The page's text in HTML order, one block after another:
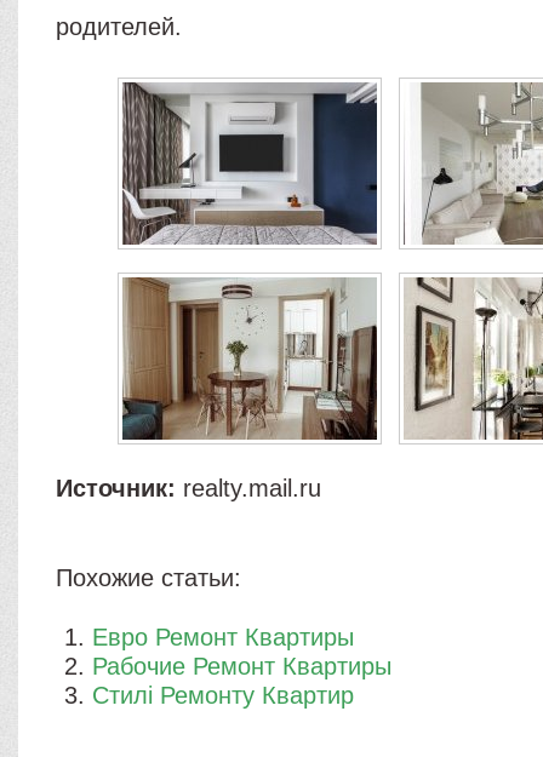
родителей.
Источник: realty.mail.ru
Похожие статьи:
Евро Ремонт Квартиры
Рабочие Ремонт Квартиры
Стилі Ремонту Квартир